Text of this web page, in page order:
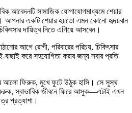
আবেদনটি সামাজিক যোগাযোগমাধ্যমে শেয়ার
আপনার একটি শেয়ার হয়তো এমন কোনো হৃদয়বান
দায়িত্ব নিতে এগিয়ে আসবেন।
আগে রোগী, পরিবারের পরিচয়, চিকিৎসার
করে সহযোগিতা করার জন্য সবার প্রতি
আলো ফিরুক, মুখে ফুটে উঠুক হাসি। সে সুস্থ
করুক, স্বাভাবিক জীবনে ফিরে আসুক—এটাই এখন
প্রত্যাশা।